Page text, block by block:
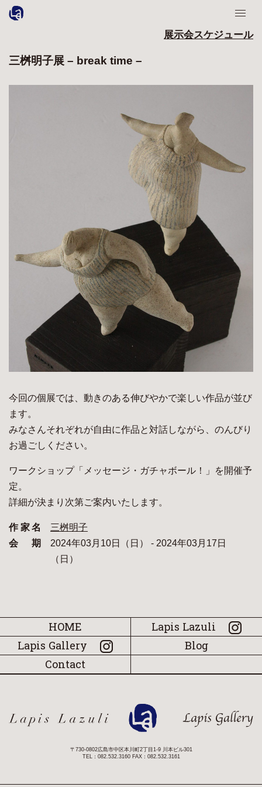
展示会スケジュール
三桝明子展 – break time –
今回の個展では、動きのある伸びやかで楽しい作品が並び
ます。
みなさんそれぞれが自由に作品と対話しながら、のんびり
お過ごしください。
ワークショップ「メッセージ・ガチャボール！」を開催予
定。
詳細が決まり次第ご案内いたします。
作家名
三桝明子
会期
2024年03月10日（日） - 2024年03月17日
（日）
HOME
Lapis Lazuli
Lapis Gallery
Blog
Contact
〒730-0802広島市中区本川町2丁目1-9 川本ビル301
TEL：082.532.3160 FAX：082.532.3161